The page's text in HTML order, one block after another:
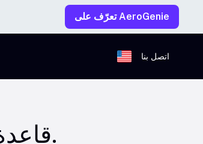
تعرّف على AeroGenie
اتصل بنا
قاعدة بيانات المتجهات. اكتشف ذكاء الطيران غير المنظم.